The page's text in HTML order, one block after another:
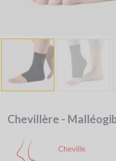
Chevillère -
Cheville